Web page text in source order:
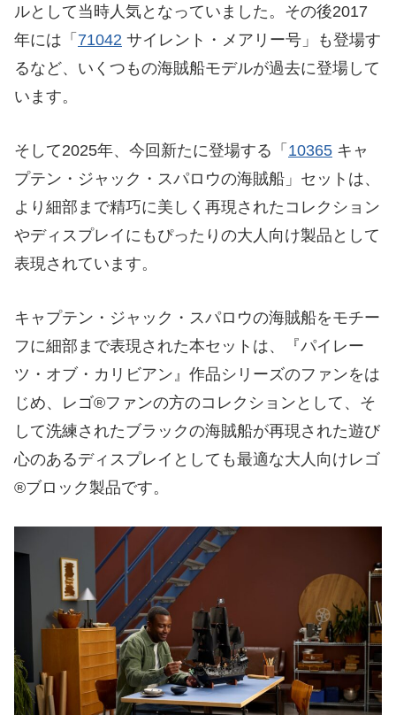
ルとして当時人気となっていました。その後2017
年には「 71042 サイレント・メアリー号」も登場す
るなど、いくつもの海賊船モデルが過去に登場して
います。
そして2025年、今回新たに登場する「 10365 キャ
プテン・ジャック・スパロウの海賊船」セットは、
より細部まで精巧に美しく再現されたコレクション
やディスプレイにもぴったりの大人向け製品として
表現されています。
キャプテン・ジャック・スパロウの海賊船をモチー
フに細部まで表現された本セットは、『パイレー
ツ・オブ・カリビアン』作品シリーズのファンをは
じめ、レゴ®ファンの方のコレクションとして、そ
して洗練されたブラックの海賊船が再現された遊び
心のあるディスプレイとしても最適な大人向けレゴ
®ブロック製品です。